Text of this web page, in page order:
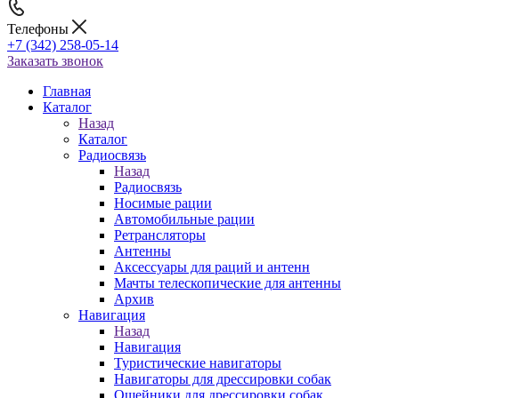
Телефоны
+7 (342) 258-05-14
Заказать звонок
Главная
Каталог
Назад
Каталог
Радиосвязь
Назад
Радиосвязь
Носимые рации
Автомобильные рации
Ретрансляторы
Антенны
Аксессуары для раций и антенн
Мачты телескопические для антенны
Архив
Навигация
Назад
Навигация
Туристические навигаторы
Навигаторы для дрессировки собак
Ошейники для дрессировки собак